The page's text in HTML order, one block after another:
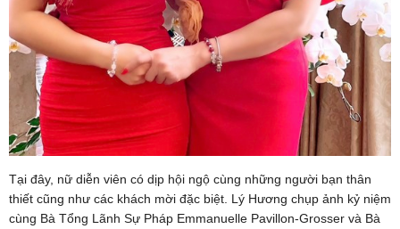
Tại đây, nữ diễn viên có dịp hội ngộ cùng những người bạn thân
thiết cũng như các khách mời đặc biệt. Lý Hương chụp ảnh kỷ niệm
cùng Bà Tổng Lãnh Sự Pháp Emmanuelle Pavillon-Grosser và Bà